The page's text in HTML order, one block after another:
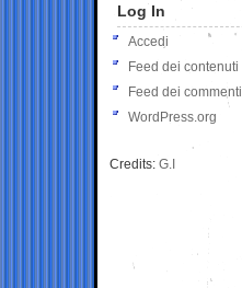
Log In
Accedi
Feed dei contenuti
Feed dei commenti
WordPress.org
Credits: G.I